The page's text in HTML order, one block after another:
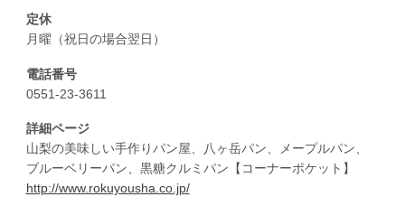
定休
月曜（祝日の場合翌日）
電話番号
0551-23-3611
詳細ページ
山梨の美味しい手作りパン屋、八ヶ岳パン、メープルパン、
ブルーベリーパン、黒糖クルミパン【コーナーポケット】
http://www.rokuyousha.co.jp/